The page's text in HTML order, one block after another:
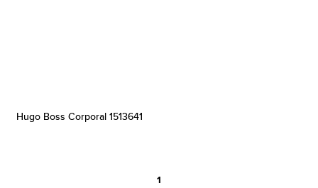
Hugo Boss Corporal 1513641
1